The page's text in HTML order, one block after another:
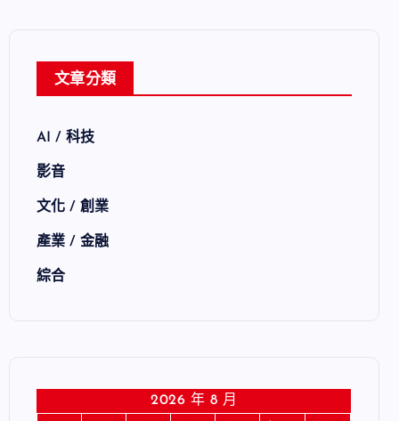
文章分類
AI / 科技
影音
文化 / 創業
產業 / 金融
綜合
2026 年 8 月